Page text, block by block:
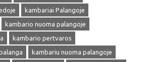
kambariai Palangoje
kambario nuoma palangoje
kambario pertvaros
kambariu nuoma palangoje